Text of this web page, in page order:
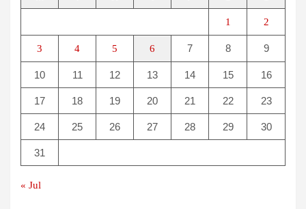
1 2
3 4 5 6 7 8 9
10 11 12 13 14 15 16
17 18 19 20 21 22 23
24 25 26 27 28 29 30
31
« Jul